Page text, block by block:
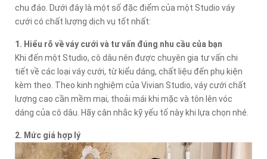
chu đáo. Dưới đây là một số đặc điểm của một Studio váy
cưới có chất lượng dịch vụ tốt nhất:
1. Hiểu rõ về váy cưới và tư vấn đúng nhu cầu của bạn
Khi đến một Studio, cô dâu nên được chuyên gia tư vấn chi
tiết về các loại váy cưới, từ kiểu dáng, chất liệu đến phụ kiện
kèm theo. Theo kinh nghiệm của Vivian Studio, váy cưới chất
lượng cao cần mềm mại, thoải mái khi mặc và tôn lên vóc
dáng của cô dâu. Hãy cân nhắc kỹ yếu tố này khi lựa chọn nhé.
2. Mức giá hợp lý